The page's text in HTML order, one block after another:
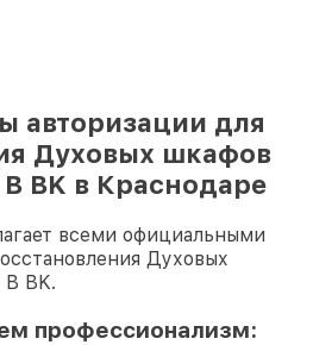
авторизации для
Духовых шкафов
BK в Краснодаре
всеми официальными
Духовых
В BK.
профессионализм: